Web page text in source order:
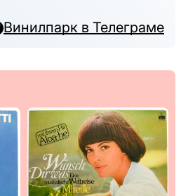
Винилпарк в Телеграме